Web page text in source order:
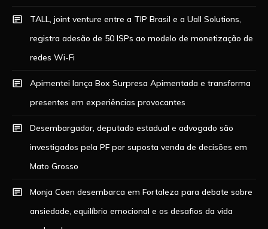
TALL, joint venture entre a TIP Brasil e a Uall Solutions,
registra adesão de 50 ISPs ao modelo de monetização de
redes Wi-Fi
Apimentei lança Box Surpresa Apimentada e transforma
presentes em experiências provocantes
Desembargador, deputado estadual e advogado são
investigados pela PF por suposta venda de decisões em
Mato Grosso
Monja Coen desembarca em Fortaleza para debate sobre
ansiedade, equilíbrio emocional e os desafios da vida